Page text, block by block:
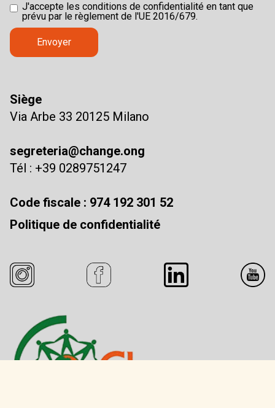
J'accepte les conditions de confidentialité en tant que
prévu par le règlement de l'UE 2016/679.
Siège
Via Arbe 33 20125 Milano
segreteria@change.ong
Tél : +39 0289751247
Code fiscale : 974 192 301 52
Politique de confidentialité